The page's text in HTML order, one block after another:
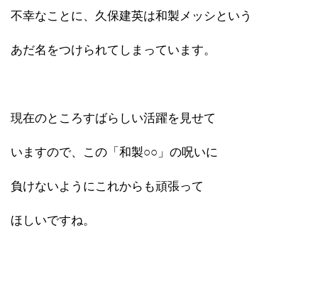
不幸なことに、久保建英は和製メッシという
あだ名をつけられてしまっています。
現在のところすばらしい活躍を見せて
いますので、この「和製○○」の呪いに
負けないようにこれからも頑張って
ほしいですね。